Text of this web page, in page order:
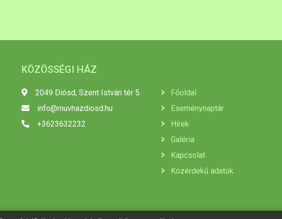
KÖZÖSSÉGI HÁZ
2049 Diósd, Szent István tér 5.
info@muvhazdiosd.hu
+3623632232
Főoldal
Eseménynaptár
Hírek
Galéria
Kapcsolat
Közérdekű adatok